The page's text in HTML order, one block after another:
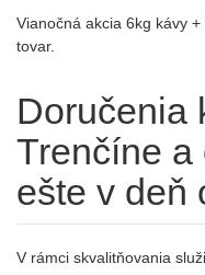
Vianočná akcia 6kg kávy
tovar.
Doručenia
Trenčíne a
ešte v deň
Podrobnosti
V rámci skvalitňovania